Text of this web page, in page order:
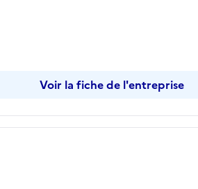
Voir la fiche de l'entreprise